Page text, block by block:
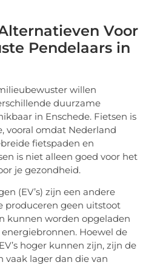
Voor
Pendelaars in
willen
duurzame
in Enschede. Fietsen is
vooral omdat Nederland
fietspaden en
is niet alleen goed voor het
je gezondheid.
(EV’s) zijn een andere
produceren geen uitstoot
kunnen worden opgeladen
Hoewel de
hoger kunnen zijn, zijn de
vaak lager dan die van